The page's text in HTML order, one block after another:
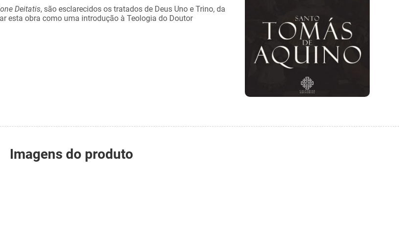
Deitatis, são esclarecidos os tratados de Deus Uno e Trino, da
esta obra como uma introdução à Teologia do Doutor
Imagens do produto